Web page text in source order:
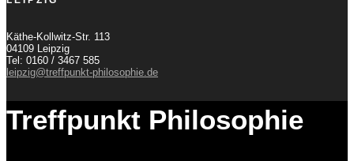
Käthe-Kollwitz-Str. 113
04109 Leipzig
Tel: 0160 / 3467 585
leipzig@treffpunkt-philosophie.de
Treffpunkt Philosophie